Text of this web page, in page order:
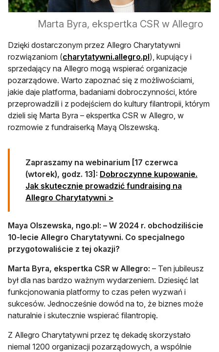
Marta Byra, ekspertka CSR w Allegro
Dzięki dostarczonym przez Allegro Charytatywni
rozwiązaniom (charytatywni.allegro.plotwiera się w
), kupujący i
sprzedający na Allegro mogą wspierać organizacje
pozarządowe. Warto zapoznać się z możliwościami,
jakie daje platforma, badaniami dobroczynności, które
przeprowadzili i z podejściem do kultury filantropii, którym
dzieli się Marta Byra – ekspertka CSR w Allegro, w
rozmowie z fundraiserką Mayą Olszewską.
Zapraszamy na webinarium [17 czerwca
(wtorek), godz. 13]: Dobroczynne kupowanie.
Jak skutecznie prowadzić fundraising na
Allegro Charytatywni >
Maya Olszewska, ngo.pl: – W 2024 r. obchodziliście
10-lecie Allegro Charytatywni. Co specjalnego
przygotowaliście z tej okazji?
Marta Byra, ekspertka CSR w Allegro: – Ten jubileusz
był dla nas bardzo ważnym wydarzeniem. Dziesięć lat
funkcjonowania platformy to czas pełen wyzwań i
sukcesów. Jednocześnie dowód na to, że biznes może
naturalnie i skutecznie wspierać filantropię.
Z Allegro Charytatywni przez tę dekadę skorzystało
niemal 1200 organizacji pozarządowych, a wspólnie